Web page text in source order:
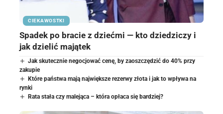
CIEKAWOSTKI
Spadek po bracie z dziećmi — kto dziedziczy i
jak dzielić majątek
Jak skutecznie negocjować cenę, by zaoszczędzić do 40% przy
zakupie
Które państwa mają największe rezerwy złota i jak to wpływa na
rynki
Rata stała czy malejąca – która opłaca się bardziej?